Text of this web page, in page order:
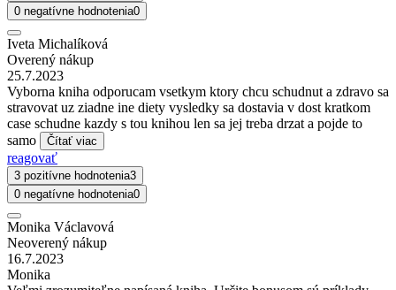
0 negatívne hodnotenia0
Iveta Michalíková
Overený nákup
25.7.2023
Vyborna kniha odporucam vsetkym ktory chcu schudnut a zdravo sa
stravovat uz ziadne ine diety vysledky sa dostavia v dost kratkom
case schudne kazdy s tou knihou len sa jej treba drzat a pojde to
samo
Čítať viac
reagovať
3 pozitívne hodnotenia3
0 negatívne hodnotenia0
Monika Václavová
Neoverený nákup
16.7.2023
Monika